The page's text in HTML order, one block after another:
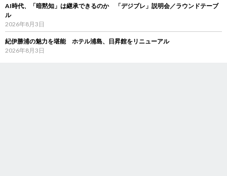
AI時代、「暗黙知」は継承できるのか 「デジブレ」説明会／ラウンドテーブ
ル
2026年8月3日
紀伊勝浦の魅力を堪能 ホテル浦島、日昇館をリニューアル
2026年8月3日